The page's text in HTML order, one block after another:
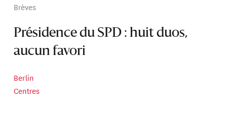
Brèves
Présidence du SPD : huit duos,
aucun favori
Berlin
Centres